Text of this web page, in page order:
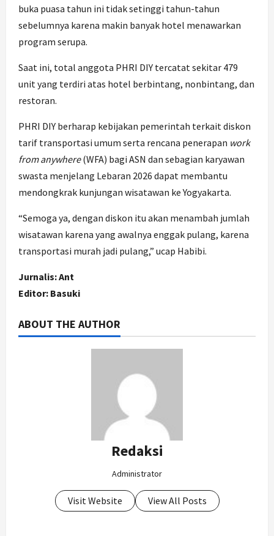
buka puasa tahun ini tidak setinggi tahun-tahun
sebelumnya karena makin banyak hotel menawarkan
program serupa.
Saat ini, total anggota PHRI DIY tercatat sekitar 479
unit yang terdiri atas hotel berbintang, nonbintang, dan
restoran.
PHRI DIY berharap kebijakan pemerintah terkait diskon
tarif transportasi umum serta rencana penerapan work
from anywhere(WFA) bagi ASN dan sebagian karyawan
swasta menjelang Lebaran 2026 dapat membantu
mendongkrak kunjungan wisatawan ke Yogyakarta.
“Semoga ya, dengan diskon itu akan menambah jumlah
wisatawan karena yang awalnya enggak pulang, karena
transportasi murah jadi pulang,” ucap Habibi.
Jurnalis: Ant
Editor: Basuki
ABOUT THE AUTHOR
Redaksi
Administrator
Visit Website View All Posts